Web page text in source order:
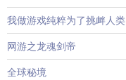
我做游戏纯粹为了挑衅人类
网游之龙魂剑帝
全球秘境